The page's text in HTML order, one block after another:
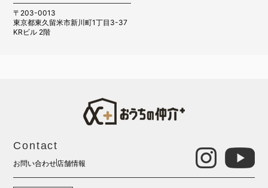
〒203-0013
東京都東久留米市新川町1丁目3-37
KRビル 2階
Contact
お問い合わせ店舗情報